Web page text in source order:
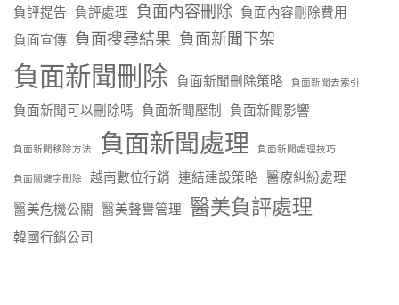
負評提告 負評處理 負面內容刪除 負面內容刪除費用
負面宣傳 負面搜尋結果 負面新聞下架
負面新聞刪除 負面新聞刪除策略 負面新聞去索引
負面新聞可以刪除嗎 負面新聞壓制 負面新聞影響
負面新聞移除方法 負面新聞處理 負面新聞處理技巧
負面關鍵字刪除 越南數位行銷 連結建設策略 醫療糾紛處理
醫美危機公關 醫美聲譽管理 醫美負評處理
韓國行銷公司